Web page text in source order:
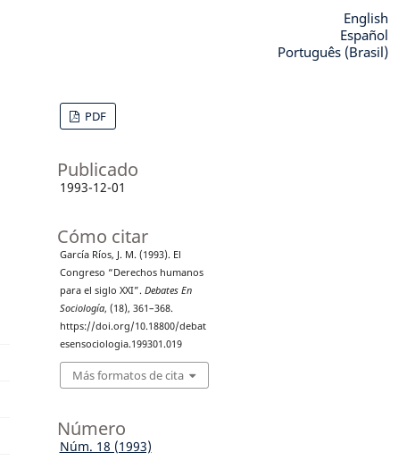
PDF
Publicado
1993-12-01
Cómo citar
García Ríos, J. M. (1993). El
Congreso “Derechos humanos
para el siglo XXI”. Debates En
Sociología, (18), 361–368.
https://doi.org/10.18800/debat
esensociologia.199301.019
Más formatos de cita
Número
Núm. 18 (1993)
English
Español
Português (Brasil)